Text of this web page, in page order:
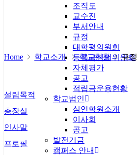
KCI논문
조직도
교수진
부서안내
규정
대학평의원회
등록금심의위원회
자체평가
공고
적립금운용현황
학교법인
심연학원소개
이사회
공고
발전기금
캠퍼스 안내
Home 학교소개 학교현황 규정
설립목적
총장실
인사말
프로필